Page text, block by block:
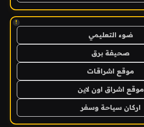
!
ضوء التعليمي
صحيفة برق
موقع اشراقات
موقع اشراق اون لاين
اركان سياحة وسفر